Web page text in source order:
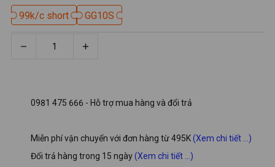
0981 475 666 - Hỗ trợ mua hàng và đổi trả
Miễn phí vận chuyển với đơn hàng từ 495K(Xem chi tiết ...)
Đổi trả hàng trong 15 ngày(Xem chi tiết ...)
99k/c short
99k/c short GG10S
GG10S